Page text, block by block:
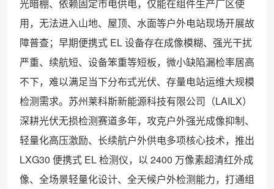
光暗棚、依赖固定市电供电，仅能在组件生产厂区使
用，无法进入山地、屋顶、水面等户外电站现场开展故
障普查；早期便携式 EL 设备存在成像模糊、强光干扰
严重、续航短、设备笨重等短板，微小缺陷漏检率居高
不下，难以满足当下分布式光伏、存量电站运维大规模
检测需求。苏州莱科斯新能源科技有限公司（LAILX）
深耕光伏无损检测赛道多年，攻克户外强光成像抑制、
轻量化高压激励、长续航户外供电多项核心技术，推出
LXG30 便携式 EL 检测仪，以 2400 万像素超清红外成
像、全场景轻量化设计、全天候户外检测能力，打通组